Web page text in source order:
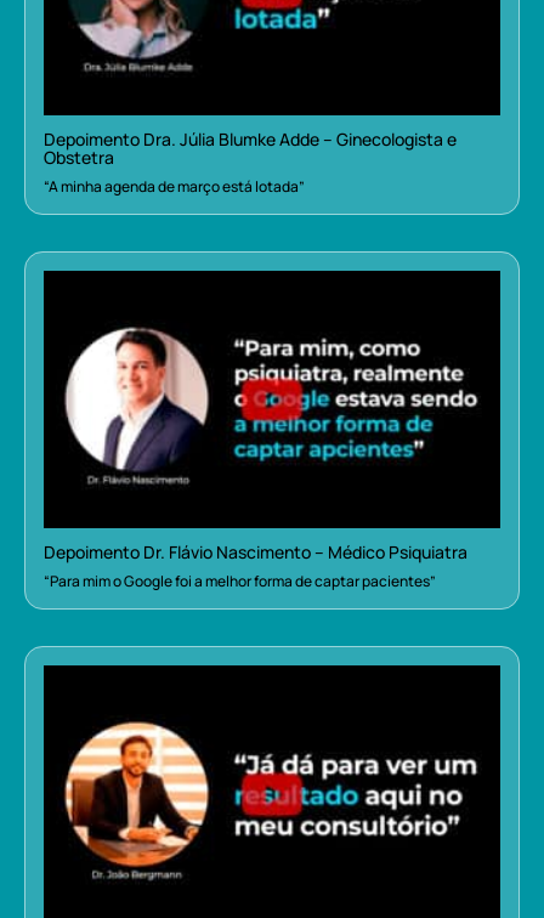
Depoimento Dra. Júlia Blumke Adde – Ginecologista e
Obstetra
“A minha agenda de março está lotada”
Depoimento Dr. Flávio Nascimento – Médico Psiquiatra
“Para mim o Google foi a melhor forma de captar pacientes”